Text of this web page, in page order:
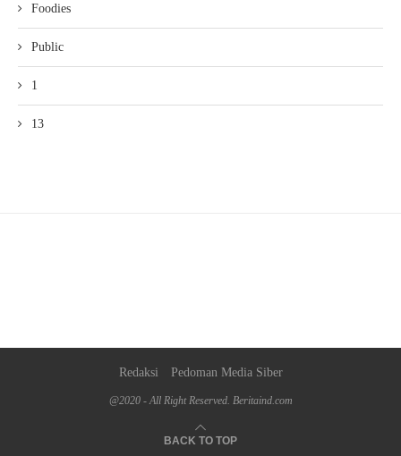
Foodies
Public
1
13
Redaksi Pedoman Media Siber
@2020 - All Right Reserved. Beritaind.com
BACK TO TOP